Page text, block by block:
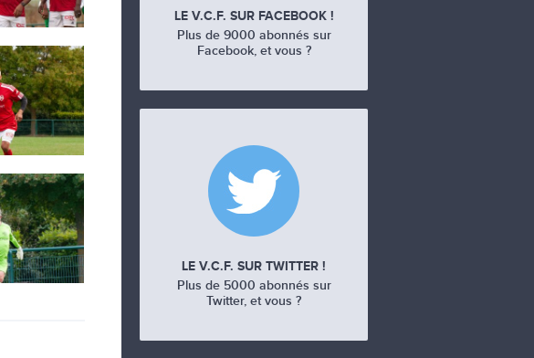
LE V.C.F. SUR FACEBOOK !
Plus de 9000 abonnés sur
Facebook, et vous ?
LE V.C.F. SUR TWITTER !
Plus de 5000 abonnés sur
Twitter, et vous ?